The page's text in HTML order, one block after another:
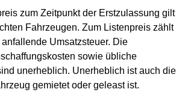
zum Zeitpunkt der Erstzulassung gilt
Fahrzeugen. Zum Listenpreis zählt
Umsatzsteuer. Die
sowie übliche
unerheblich. Unerheblich ist auch die
gemietet oder geleast ist.